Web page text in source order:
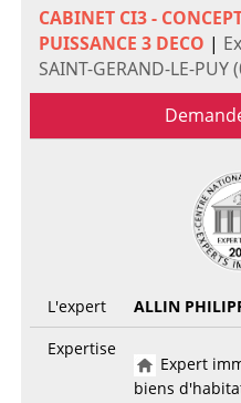
CABINET CI3 -
PUISSANCE 3 DECO |
SAINT-GERAND-LE-PUY
L'expert
ALLIN
Expertise
Expert
biens